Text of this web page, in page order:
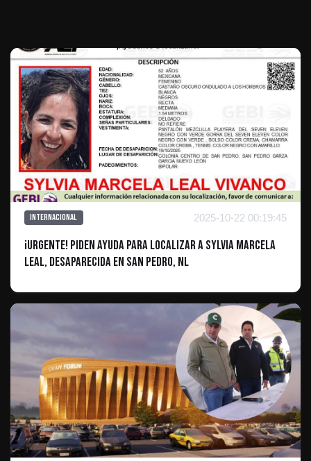
Internacional 2025-10-22 00:19:45
¡URGENTE! Piden ayuda para localizar a Sylvia Marcela
Leal, desaparecida en San Pedro, NL